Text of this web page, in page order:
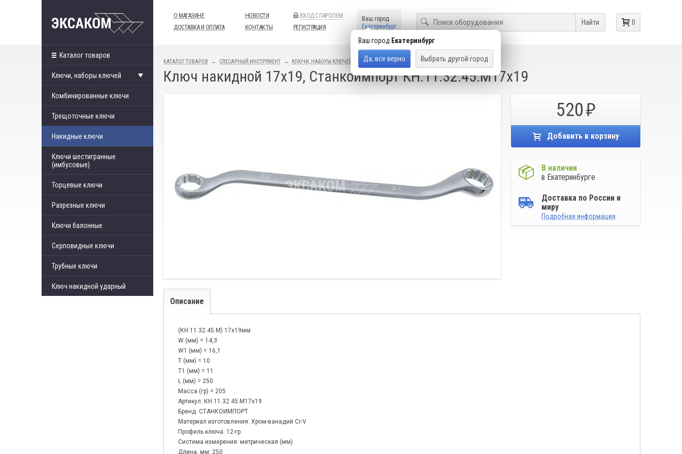
О МАГАЗИНЕ
ДОСТАВКА И ОПЛАТА
НОВОСТИ
КОНТАКТЫ
ВХОД С ПАРОЛЕМ
РЕГИСТРАЦИЯ
Ваш город
Екатеринбург
Ваш город Екатеринбург
Да, все верно Выбрать другой город
Найти 0
Каталог товаров
Ключи, наборы ключей
Комбинированные ключи
Трещоточные ключи
Накидные ключи
Ключи шестигранные
(имбусовые)
Торцевые ключи
Разрезные ключи
Ключи балонные
Серповидные ключи
Трубные ключи
Ключ накидной ударный
КАТАЛОГ ТОВАРОВ СЛЕСАРНЫЙ ИНСТРУМЕНТ КЛЮЧИ, НАБОРЫ КЛЮЧЕЙ НАКИДНЫЕ КЛЮЧИ
Ключ накидной 17х19, Станкоимпорт КН.11.32.45.М17х19
520
Добавить в корзину
В наличии
в Екатеринбурге
Доставка по России и
миру
Подробная информация
Описание
(КН.11.32.45.М) 17х19мм
W (мм) = 14,3
W1 (мм) = 16,1
T (мм) = 10
T1 (мм) = 11
L (мм) = 250
Масса (гр) = 205
Артикул: КН.11.32.45.М17х19
Бренд: СТАНКОИМПОРТ
Материал изготовления: Хром-ванадий Cr-V
Профиль ключа: 12-гр.
Система измерения: метрическая (мм)
Длина, мм: 250